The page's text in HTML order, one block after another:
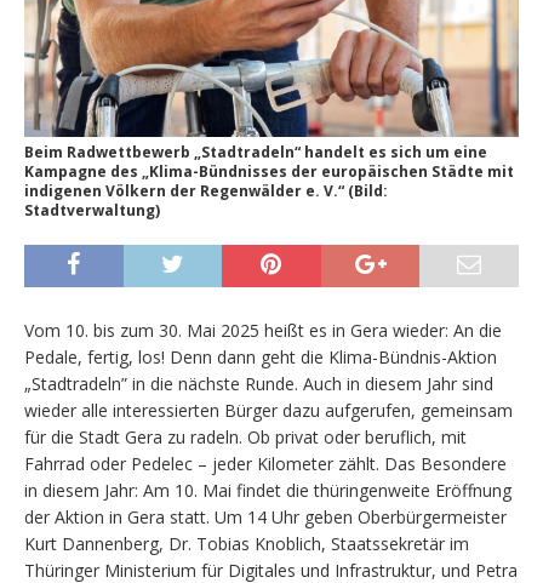
Beim Radwettbewerb „Stadtradeln“ handelt es sich um eine
Kampagne des „Klima-Bündnisses der europäischen Städte mit
indigenen Völkern der Regenwälder e. V.“ (Bild:
Stadtverwaltung)
Vom 10. bis zum 30. Mai 2025 heißt es in Gera wieder: An die
Pedale, fertig, los! Denn dann geht die Klima-Bündnis-Aktion
„Stadtradeln” in die nächste Runde. Auch in diesem Jahr sind
wieder alle interessierten Bürger dazu aufgerufen, gemeinsam
für die Stadt Gera zu radeln. Ob privat oder beruflich, mit
Fahrrad oder Pedelec – jeder Kilometer zählt. Das Besondere
in diesem Jahr: Am 10. Mai findet die thüringenweite Eröffnung
der Aktion in Gera statt. Um 14 Uhr geben Oberbürgermeister
Kurt Dannenberg, Dr. Tobias Knoblich, Staatssekretär im
Thüringer Ministerium für Digitales und Infrastruktur, und Petra